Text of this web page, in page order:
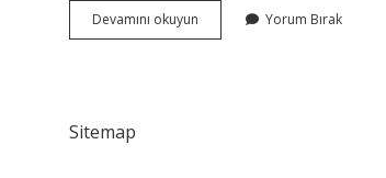
Devamını okuyun Ameliyat
Sonrası
Yorum Bırak
Sitemap